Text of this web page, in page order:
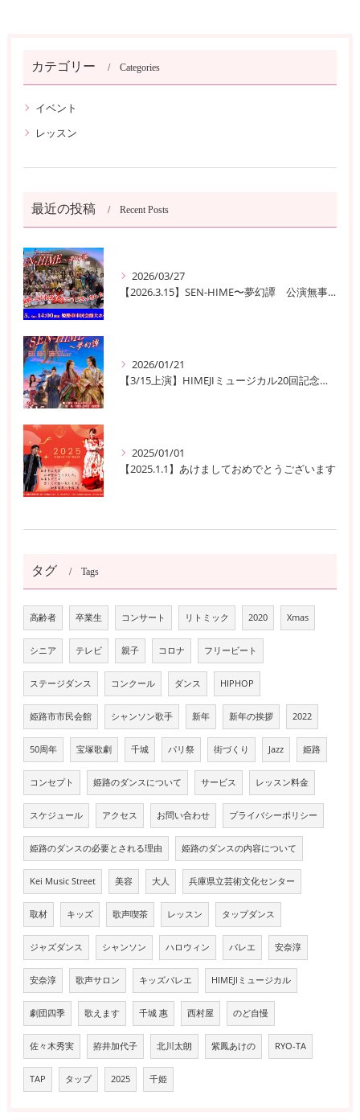
カテゴリー Categories
イベント
レッスン
最近の投稿 Recent Posts
2026/03/27
【2026.3.15】SEN-HIME〜夢幻譚 公演無事終了
2026/01/21
【3/15上演】HIMEJIミュージカル20回記念公演！ 姫路の歴史と夢が交錯する『SEN-HIME〜夢幻譚』
2025/01/01
【2025.1.1】あけましておめでとうございます
タグ Tags
高齢者 卒業生 コンサート リトミック 2020 Xmas
シニア テレビ 親子 コロナ フリービート
ステージダンス コンクール ダンス HIPHOP
姫路市市民会館 シャンソン歌手 新年 新年の挨拶 2022
50周年 宝塚歌劇 千城 パリ祭 街づくり Jazz 姫路
コンセプト 姫路のダンスについて サービス レッスン料金
スケジュール アクセス お問い合わせ プライバシーポリシー
姫路のダンスの必要とされる理由 姫路のダンスの内容について
Kei Music Street 美容 大人 兵庫県立芸術文化センター
取材 キッズ 歌声喫茶 レッスン タップダンス
ジャズダンス シャンソン ハロウィン バレエ 安奈淳
安奈淳 歌声サロン キッズバレエ HIMEJIミュージカル
劇団四季 歌えます 千城 惠 西村屋 のど自慢
佐々木秀実 拵井加代子 北川太朗 紫鳳あけの RYO-TA
TAP タップ 2025 千姫